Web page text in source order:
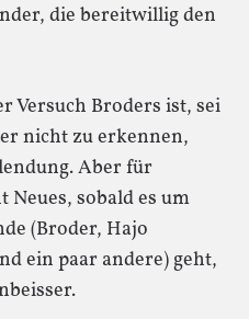
die bereitwillig den
Versuch Broders ist, sei
nicht zu erkennen,
Aber für
Neues, sobald es um
(Broder, Hajo
ein paar andere) geht,